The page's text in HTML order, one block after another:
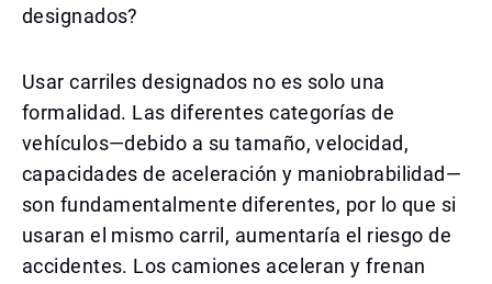
designados?
Usar carriles designados no es solo una
formalidad. Las diferentes categorías de
vehículos—debido a su tamaño, velocidad,
capacidades de aceleración y maniobrabilidad—
son fundamentalmente diferentes, por lo que si
usaran el mismo carril, aumentaría el riesgo de
accidentes. Los camiones aceleran y frenan